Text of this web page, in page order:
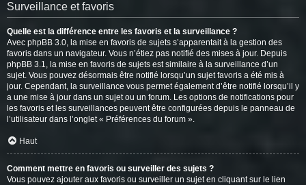
Surveillance et favoris
Quelle est la différence entre les favoris et la surveillance ?
Avec phpBB 3.0, la mise en favoris de sujets s’apparentait à la gestion des
favoris dans un navigateur. Vous n’étiez pas notifié des mises à jour. Depuis
phpBB 3.1, la mise en favoris de sujets est similaire à la surveillance d’un
sujet. Vous pouvez désormais être notifié lorsqu’un sujet favoris a été mis à
jour. Cependant, la surveillance vous permet également d’être notifié lorsqu’il y
a une mise à jour dans un sujet ou un forum. Les options de notifications pour
les favoris et les surveillances peuvent être configurées depuis le panneau de
l’utilisateur dans l’onglet « Préférences du forum ».
Haut
Comment mettre en favoris ou surveiller des sujets ?
Vous pouvez ajouter aux favoris ou surveiller un sujet en cliquant sur le lien